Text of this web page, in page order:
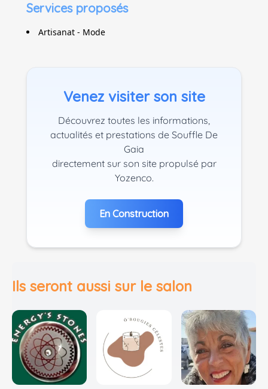
Services proposés
Artisanat - Mode
Venez visiter son site
Découvrez toutes les informations,
actualités et prestations de Souffle De
Gaia
directement sur son site propulsé par
Yozenco.
En Construction
Ils seront aussi sur le salon